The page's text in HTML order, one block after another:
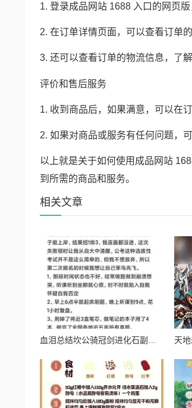
1. 登录成品网站 1688 入口的网页版
2. 在订单详情页面，可以查看订单
3. 还可以查看订单的物流信息，了
评价和售后服务
1. 收到商品后，如果满意，可以在
2. 如果对商品或服务有任何问题，
以上就是关于如何使用成品网站
到所需的商品和服务。
相关文章
血泪总结坎公骑冠剑进化石副本通关暴哭预警！保姆级操作秘籍